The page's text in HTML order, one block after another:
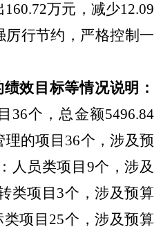
160.72万元，减少12.09
行节约，严格控制一
效目标等情况说明：
36个，总金额5496.84
的项目 36个，涉及预
人员类项目 9个，涉及
类项目 3个，涉及预算
项目 25个，涉及预算